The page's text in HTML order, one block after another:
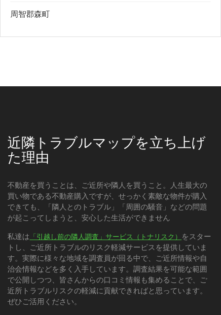
周智郡森町
近隣トラブルマップを立ち上げ
た理由
不動産を買うことは、ご近所や隣人を買うこと。人生最大の
買い物である不動産購入ですが、せっかく素敵な物件が購入
できても、「隣人とのトラブル」「周囲の騒音」などの問題
が起こってしまうと、安心した生活ができません
私達は 「引越し前の隣人調査」サービス（トナリスク） をスター
トし、ご近所トラブルのリスク軽減サービスを提供していま
す。実際に様々な地域を調査員が回る中で、ご近所情報や自
治会情報などを多く入手しています。調査結果を可能な範囲
で公開しつつ、皆さんからの口コミ情報も集めることで、ご
近所トラブルリスクの軽減に貢献できればと思っています。
ぜひご活用ください。